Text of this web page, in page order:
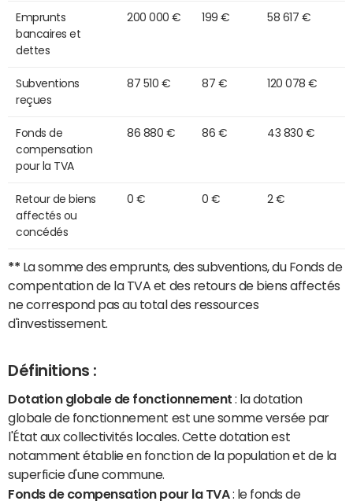
Emprunts
bancaires et
dettes
200 000 € 199 € 58 617 €
Subventions
reçues
87 510 € 87 € 120 078 €
Fonds de
compensation
pour la TVA
86 880 € 86 € 43 830 €
Retour de biens
affectés ou
concédés
0 € 0 € 2 €
** La somme des emprunts, des subventions, du Fonds de
compentation de la TVA et des retours de biens affectés
ne correspond pas au total des ressources
d'investissement.
Définitions :
Dotation globale de fonctionnement : la dotation
globale de fonctionnement est une somme versée par
l'État aux collectivités locales. Cette dotation est
notamment établie en fonction de la population et de la
superficie d'une commune.
Fonds de compensation pour la TVA: le fonds de